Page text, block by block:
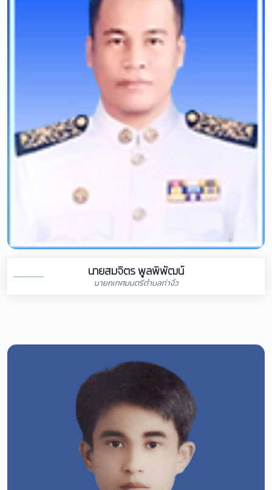
นายสมจิตร พูลพิพัฒน์
นายกเทศมนตรีตำบลท่างิ้ว